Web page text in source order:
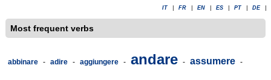
IT FR EN ES PT DE
Most frequent verbs
abbinare - adire - aggiungere - andare - assumere -